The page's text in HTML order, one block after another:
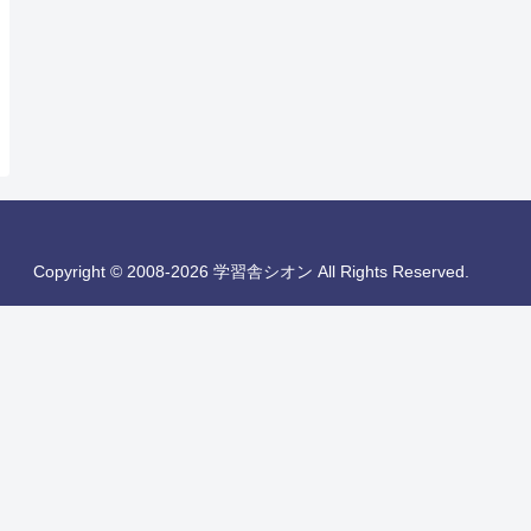
Copyright © 2008-2026 学習舎シオン All Rights Reserved.